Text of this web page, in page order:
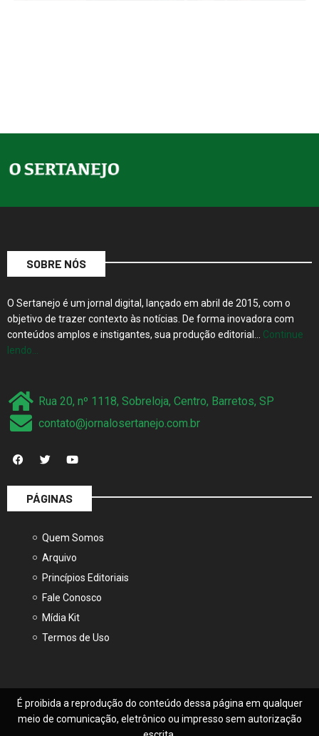
SOBRE NÓS
O Sertanejo é um jornal digital, lançado em abril de 2015, com o
objetivo de trazer contexto às notícias. De forma inovadora com
conteúdos amplos e instigantes, sua produção editorial… Continue
lendo…
Rua 20, nº 1118, Sobreloja, Centro, Barretos, SP
contato@jornalosertanejo.com.br
PÁGINAS
Quem Somos
Arquivo
Princípios Editoriais
Fale Conosco
Mídia Kit
Termos de Uso
É proibida a reprodução do conteúdo dessa página em qualquer
meio de comunicação, eletrônico ou impresso sem autorização